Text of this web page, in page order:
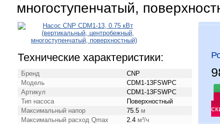
многоступенчатый,
Технические характеристики:
Бренд
CNP
Модель
CDM1-13FSWPC
Артикул
CDM1-13FSWPC
Тип насоса
Поверхностный
Максимальный напор
75.5 м
Максимальный расход Qmax
2.4 м³/ч